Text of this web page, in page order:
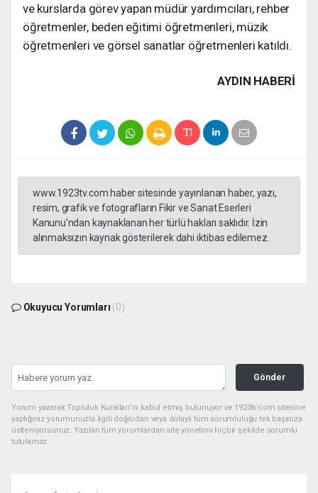
ve kurslarda görev yapan müdür yardımcıları, rehber
öğretmenler, beden eğitimi öğretmenleri, müzik
öğretmenleri ve görsel sanatlar öğretmenleri katıldı.
AYDIN HABERİ
www.1923tv.com haber sitesinde yayınlanan haber, yazı,
resim, grafik ve fotografların Fikir ve Sanat Eserleri
Kanunu’ndan kaynaklanan her türlü hakları saklıdır. İzin
alınmaksızın kaynak gösterilerek dahi iktibas edilemez.
Okuyucu Yorumları (0)
Gönder
Yorum yazarak Topluluk Kuralları’nı kabul etmiş bulunuyor ve 1923tv.com sitesine
yaptığınız yorumunuzla ilgili doğrudan veya dolaylı tüm sorumluluğu tek başınıza
üstleniyorsunuz. Yazılan tüm yorumlardan site yönetimi hiçbir şekilde sorumlu
tutulamaz.